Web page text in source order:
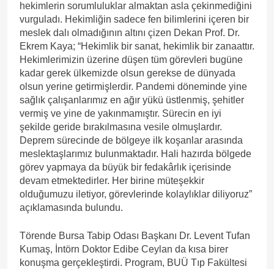
hekimlerin sorumluluklar almaktan asla çekinmediğini
vurguladı. Hekimliğin sadece fen bilimlerini içeren bir
meslek dalı olmadığının altını çizen Dekan Prof. Dr.
Ekrem Kaya; “Hekimlik bir sanat, hekimlik bir zanaattır.
Hekimlerimizin üzerine düşen tüm görevleri bugüne
kadar gerek ülkemizde olsun gerekse de dünyada
olsun yerine getirmişlerdir. Pandemi döneminde yine
sağlık çalışanlarımız en ağır yükü üstlenmiş, şehitler
vermiş ve yine de yakınmamıştır. Sürecin en iyi
şekilde geride bırakılmasına vesile olmuşlardır.
Deprem sürecinde de bölgeye ilk koşanlar arasında
meslektaşlarımız bulunmaktadır. Hali hazırda bölgede
görev yapmaya da büyük bir fedakârlık içerisinde
devam etmektedirler. Her birine müteşekkir
olduğumuzu iletiyor, görevlerinde kolaylıklar diliyoruz”
açıklamasında bulundu.
Törende Bursa Tabip Odası Başkanı Dr. Levent Tufan
Kumaş, İntörn Doktor Edibe Ceylan da kısa birer
konuşma gerçekleştirdi. Program, BUÜ Tıp Fakültesi